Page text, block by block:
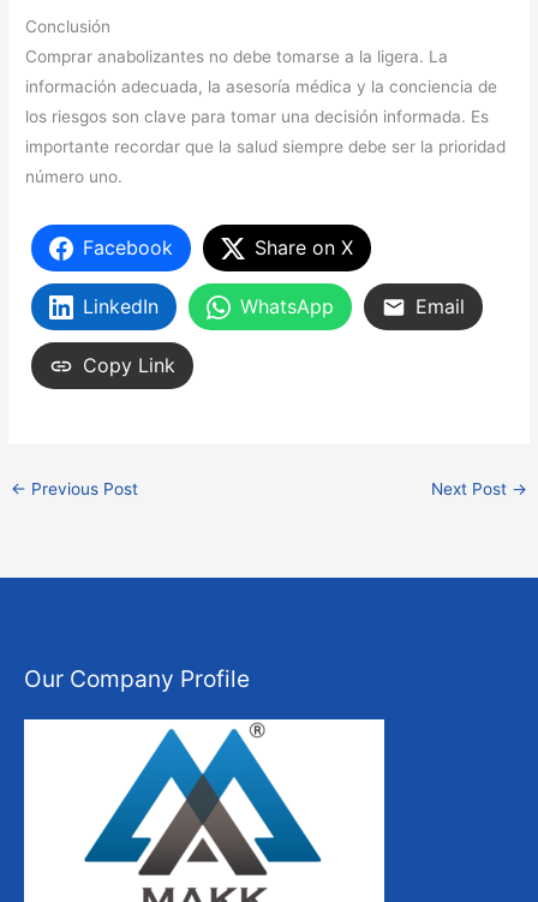
Conclusión
Comprar anabolizantes no debe tomarse a la ligera. La
información adecuada, la asesoría médica y la conciencia de
los riesgos son clave para tomar una decisión informada. Es
importante recordar que la salud siempre debe ser la prioridad
número uno.
Facebook Share on X
LinkedIn WhatsApp Email
Copy Link
← Previous Post Next Post →
Our Company Profile